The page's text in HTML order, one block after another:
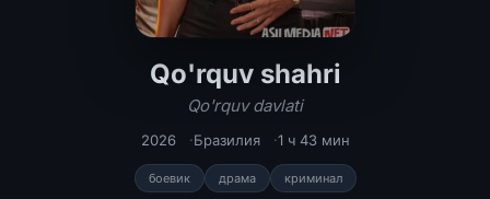
Qo'rquv shahri
Qo'rquv shahri / Qo'rquv davlati
Qo'rquv davlati
2026 Бразилия 1 ч 43 мин
боевик драма криминал